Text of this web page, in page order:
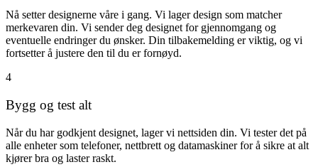
Nå setter designerne våre i gang. Vi lager design som matcher
merkevaren din. Vi sender deg designet for gjennomgang og
eventuelle endringer du ønsker. Din tilbakemelding er viktig, og vi
fortsetter å justere den til du er fornøyd.
4
Bygg og test alt
Når du har godkjent designet, lager vi nettsiden din. Vi tester det på
alle enheter som telefoner, nettbrett og datamaskiner for å sikre at alt
kjører bra og laster raskt.